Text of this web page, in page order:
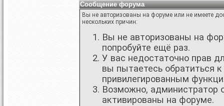
Сообщение форума
Вы не авторизованы на форуме или не имеете
нескольких причин:
Вы не авторизованы на
попробуйте ещё раз.
У вас недостаточно прав
вы пытаетесь обратиться
привилегированным
Возможно, администратор
активированы на форуме.